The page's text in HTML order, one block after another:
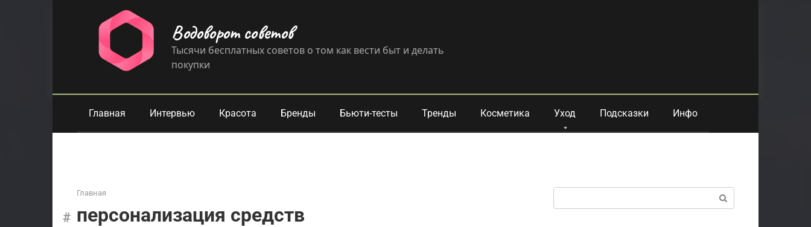
Водоворот советов
Тысячи бесплатных советов о том как вести быт и делать
покупки
Главная Интервью Красота Бренды Бьюти-тесты Тренды Косметика Уход Подсказки Инфо
Главная
персонализация средств